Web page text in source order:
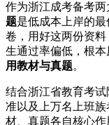
作为浙江成考备考两
题是低成本上岸的
卷，用好这两份资
生通过率偏低，根
用教材与真题。
结合浙江省教育考
准以及上万名上班
材、真题各自核心